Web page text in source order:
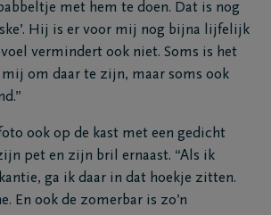
met hem te doen. Dat is nog
Hij is er voor mij nog bijna lijfelijk
vermindert ook niet. Soms is het
om daar te zijn, maar soms ook
ook op de kast met een gedicht
pet en zijn bril ernaast. “Als ik
ga ik daar in dat hoekje zitten.
En ook de zomerbar is zo’n